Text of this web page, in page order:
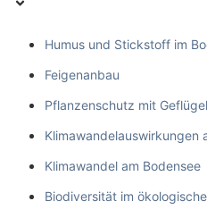
Humus und Stickstoff im
Feigenanbau
Pflanzenschutz mit Geflügel
Klimawandel am Bodensee
Biodiversität im